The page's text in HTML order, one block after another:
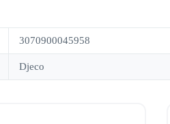
3070900045958
Djeco